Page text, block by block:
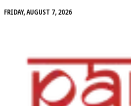
FRIDAY, AUGUST 7, 2026